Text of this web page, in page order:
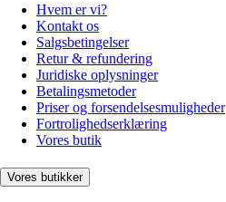
Hvem er vi?
Kontakt os
Salgsbetingelser
Retur & refundering
Juridiske oplysninger
Betalingsmetoder
Priser og forsendelsesmuligheder
Fortrolighedserklæring
Vores butik
Vores butikker